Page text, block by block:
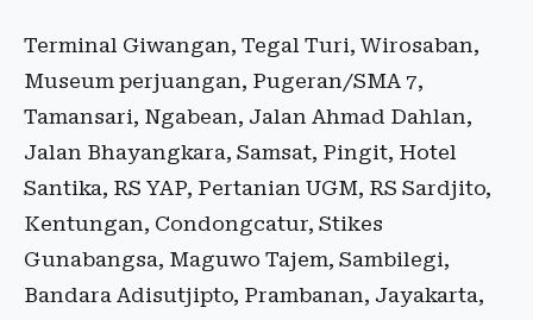
Terminal Giwangan, Tegal Turi, Wirosaban,
Museum perjuangan, Pugeran/SMA 7,
Tamansari, Ngabean, Jalan Ahmad Dahlan,
Jalan Bhayangkara, Samsat, Pingit, Hotel
Santika, RS YAP, Pertanian UGM, RS Sardjito,
Kentungan, Condongcatur, Stikes
Gunabangsa, Maguwo Tajem, Sambilegi,
Bandara Adisutjipto, Prambanan, Jayakarta,